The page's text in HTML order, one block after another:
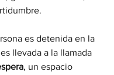
es detenida en la
llevada a la llamada
, un espacio